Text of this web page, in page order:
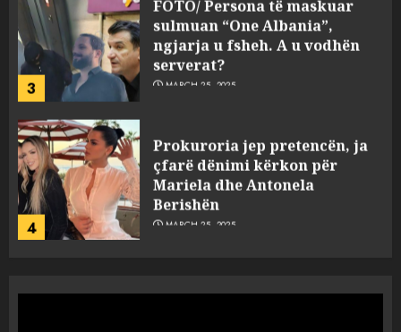
3
FOTO/ Persona të maskuar
sulmuan “One Albania”,
ngjarja u fsheh. A u vodhën
serverat?
MARCH 25, 2025
4
Prokuroria jep pretencën, ja
çfarë dënimi kërkon për
Mariela dhe Antonela
Berishën
MARCH 25, 2025